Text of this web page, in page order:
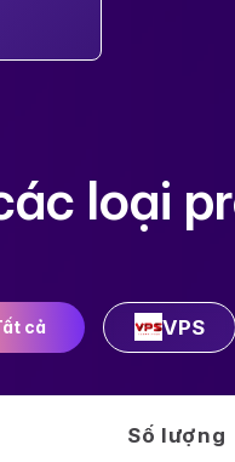
loại
cả VPS
Số lượng